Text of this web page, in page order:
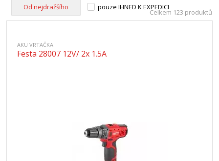
Od nejdražšího pouze IHNED K EXPEDICI
Celkem 123 produktů
AKU VRTAČKA
Festa 28007 12V/ 2x 1.5A